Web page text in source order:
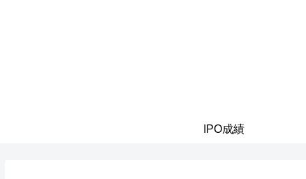
IPO成績